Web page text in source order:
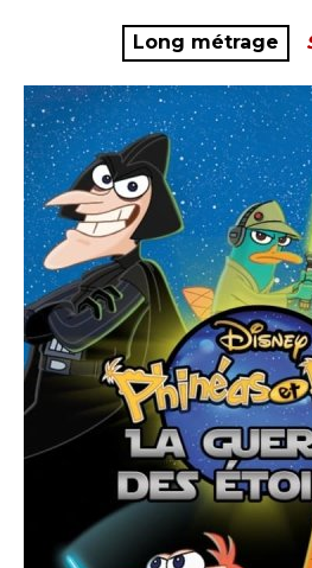
Long métrage